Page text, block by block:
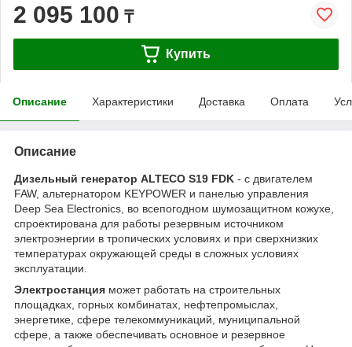
2 095 100 ₸
Купить
Описание Характеристики Доставка Оплата
Описание
Дизельный генератор ALTECO S19 FDK - с двигателем
FAW, альтернатором KEYPOWER и панелью управления
Deep Sea Electronics, во всепогодном шумозащитном кожухе,
спроектирована для работы резервным источником
электроэнергии в тропических условиях и при сверхнизких
температурах окружающей среды в сложных условиях
эксплуатации.
Электростанция может работать на строительных
площадках, горных комбинатах, нефтепромыслах,
энергетике, сфере телекоммуникаций, муниципальной
сфере, а также обеспечивать основное и резервное